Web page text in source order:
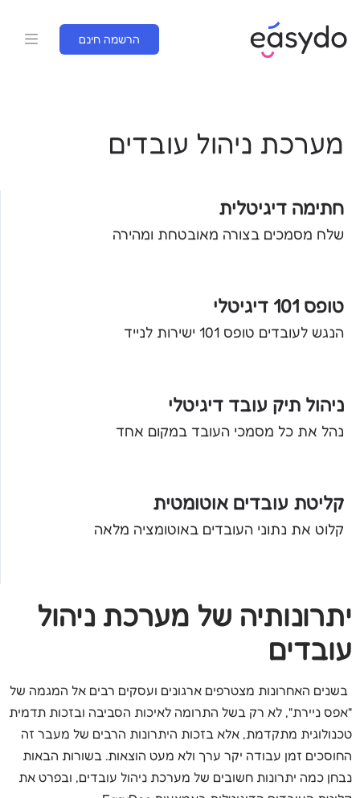
הרשמה חינם
מערכת ניהול עובדים
חתימה דיגיטלית
שלח מסמכים בצורה מאובטחת ומהירה
טופס 101 דיגיטלי
הנגש לעובדים טופס 101 ישירות לנייד
ניהול תיק עובד דיגיטלי
נהל את כל מסמכי העובד במקום אחד
קליטת עובדים אוטומטית
קלוט את נתוני העובדים באוטומציה מלאה
יתרונותיה של מערכת ניהול
עובדים
בשנים האחרונות מצטרפים ארגונים ועסקים רבים אל המגמה של
"אפס ניירת", לא רק בשל התרומה לאיכות הסביבה ובזכות תדמית
טכנולוגית מתקדמת, אלא בזכות היתרונות הרבים של מעבר זה
החוסכים זמן עבודה יקר ערך ולא מעט הוצאות. בשורות הבאות
נבחן כמה יתרונות חשובים של מערכת ניהול עובדים, ובפרט את